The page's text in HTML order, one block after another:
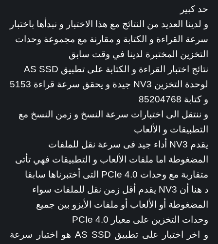
حد كبير
و لدينا العديد من النتائج مع هذا الاختبار و نبدأها باختبار
سرعة القراءة و الكتابة و مقارنة مع مجموعة وحدات
التخزين المختبرة لدينا في وقت سابق
نتائج اختبار القراءة و الكتابة على تطبيق AS SSD
لوحدة التخزين NV3 جيدة و يحقق سرعة قراءة 5153
و كتابة 85204768
و ننتقل الى اختبارات سرعة النسخ و زمن النسخ مع
التطبيقات و الألعاب
يقدم NV3 أداء جيد فى سرعة نقل للملفات
المضغوطة اما ملفات الألعاب و التطبيقات فهي تأتى
متقاربة مع وحدات PCIe 4.0 التى أختبرناها سابقا
د هنا أن NV3 يقدم أقل زمن نقل للملفات سواء
المضغوطة أو الألعاب أو ملفات الأيزو بين جميع
وحدات التخزين على معيار PCIe 4.0
و اخر اختبار على تطبيق AS SSD هو اختبار سرعة